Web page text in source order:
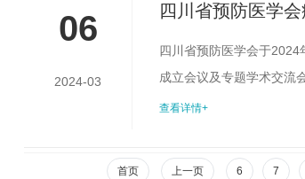
06
2024-03
四川省预防医学
交流会项目比选
四川省预防医学会于
成立会议及专题学术交流
定工作。现将评选结果公
028-84215...
查看详情+
首页 上一页 6 7